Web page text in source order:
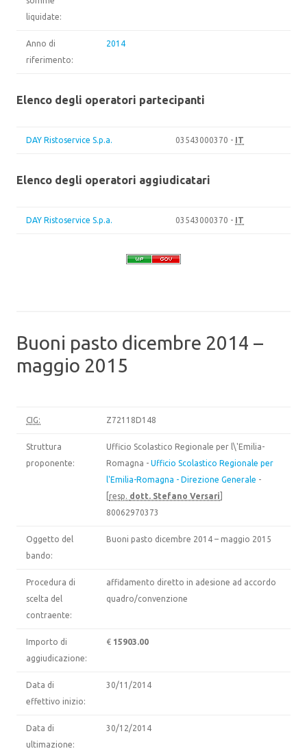
liquidate:
Anno di
riferimento:
2014
Elenco degli operatori partecipanti
DAY Ristoservice S.p.a. 03543000370 - IT
Elenco degli operatori aggiudicatari
DAY Ristoservice S.p.a. 03543000370 - IT
Buoni pasto dicembre 2014 –
maggio 2015
CIG: Z72118D148
Struttura
proponente:
Ufficio Scolastico Regionale per l\'Emilia-
Romagna - Ufficio Scolastico Regionale per
l'Emilia-Romagna - Direzione Generale -
resp. dott. Stefano Versari
80062970373
Oggetto del
bando:
Buoni pasto dicembre 2014 – maggio 2015
Procedura di
scelta del
contraente:
affidamento diretto in adesione ad accordo
quadro/convenzione
Importo di
aggiudicazione:
€ 15903.00
Data di
effettivo inizio:
30/11/2014
Data di
ultimazione:
30/12/2014